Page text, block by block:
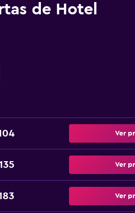
de Hotel
Ver
Ver
Ver